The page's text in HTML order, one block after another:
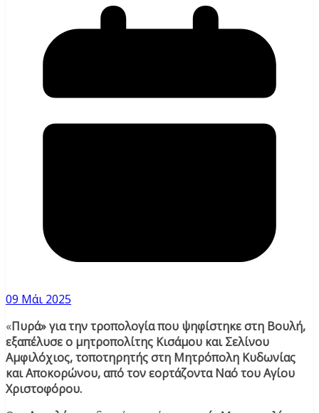
09 Μάι 2025
«Πυρά» για την τροπολογία που ψηφίστηκε στη Βουλή,
εξαπέλυσε ο μητροπολίτης Κισάμου και Σελίνου
Αμφιλόχιος, τοποτηρητής στη Μητρόπολη Κυδωνίας
και Αποκορώνου, από τον εορτάζοντα Ναό του Αγίου
Χριστοφόρου.